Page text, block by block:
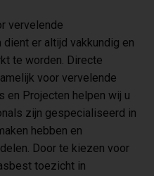
vervelende
er altijd vakkundig en
te worden. Directe
voor vervelende
en Projecten helpen wij u
zijn gespecialiseerd in
hebben en
Door te kiezen voor
toezicht in